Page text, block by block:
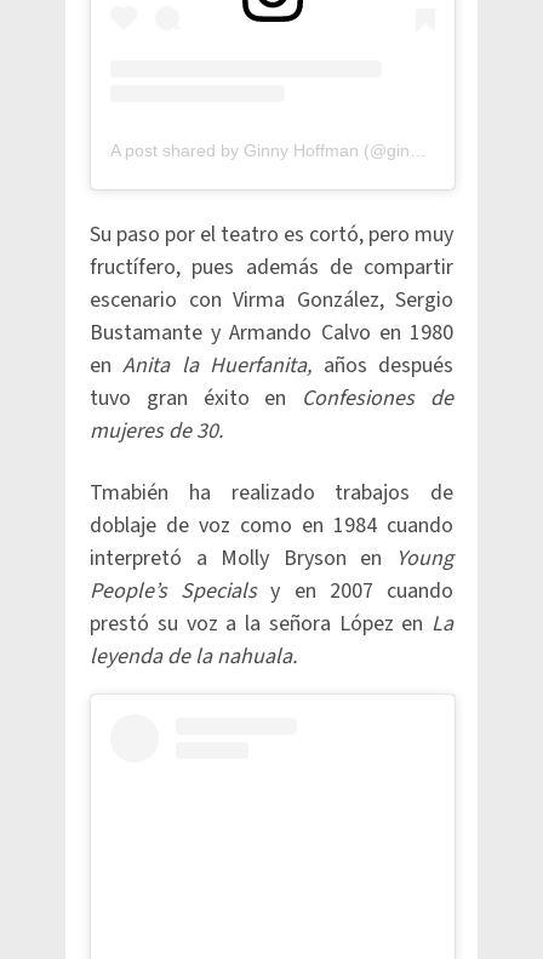
Su paso por el teatro es cortó, pero muy
fructífero, pues además de compartir
escenario con Virma González, Sergio
Bustamante y Armando Calvo en 1980
enAnita la Huerfanita, años después
tuvo gran éxito en Confesiones de
mujeres de 30.
Tmabién ha realizado trabajos de
doblaje de voz como en 1984 cuando
interpretó a Molly Bryson en
Young
People’s Specialsy en 2007 cuando
prestó su voz a la señora López en La
leyenda de la nahuala.